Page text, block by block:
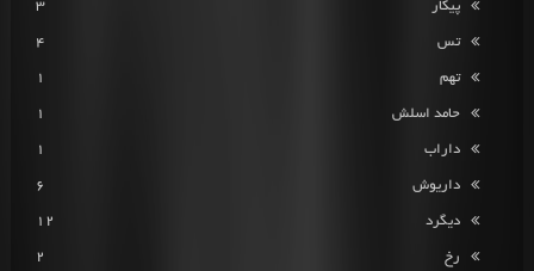
پیکار 3
تس 4
تهم 1
حامد اسلش 1
داراب 1
داریوش 6
دیگرد 12
رخ 2